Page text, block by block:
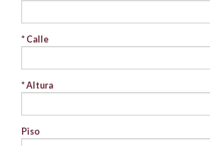
* Calle
* Altura
Piso